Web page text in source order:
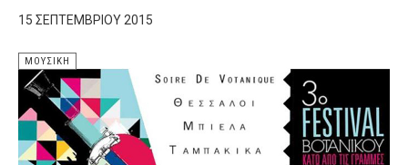
15 ΣΕΠΤΕΜΒΡΊΟΥ 2015
ΜΟΥΣΙΚΉ